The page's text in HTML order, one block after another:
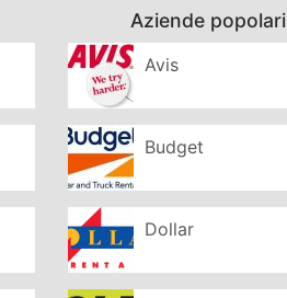
Aziende popolari
Avis
Budget
Dollar